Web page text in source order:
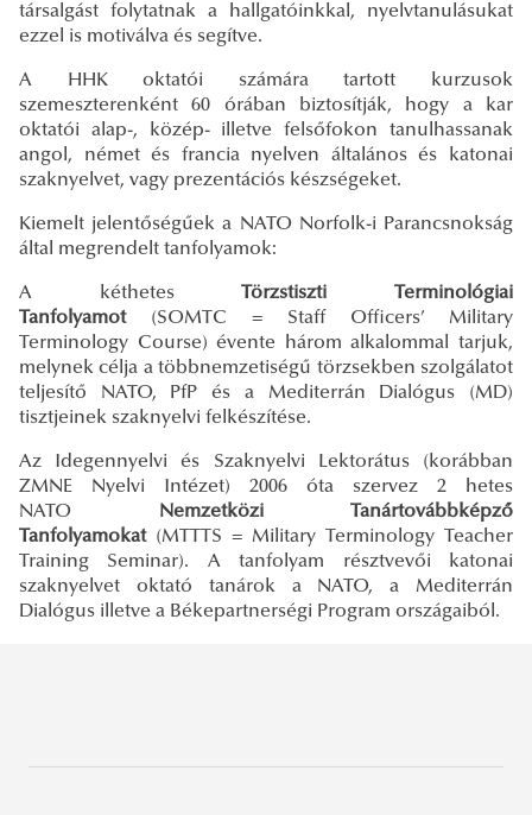
társalgást folytatnak a hallgatóinkkal, nyelvtanulásukat
ezzel is motiválva és segítve.
A HHK oktatói számára tartott kurzusok
szemeszterenként 60 órában biztosítják, hogy a kar
oktatói alap-, közép- illetve felsőfokon tanulhassanak
angol, német és francia nyelven általános és katonai
szaknyelvet, vagy prezentációs készségeket.
Kiemelt jelentőségűek a NATO Norfolk-i Parancsnokság
által megrendelt tanfolyamok:
A kéthetesTörzstiszti Terminológiai
Tanfolyamot(SOMTC = Staff Officers’ Military
Terminology Course) évente három alkalommal tarjuk,
melynek célja a többnemzetiségű törzsekben szolgálatot
teljesítő NATO, PfP és a Mediterrán Dialógus (MD)
tisztjeinek szaknyelvi felkészítése.
Az Idegennyelvi és Szaknyelvi Lektorátus (korábban
ZMNE Nyelvi Intézet) 2006 óta szervez 2 hetes
NATO Nemzetközi Tanártovábbképző
Tanfolyamokat(MTTTS = Military Terminology Teacher
Training Seminar). A tanfolyam résztvevői katonai
szaknyelvet oktató tanárok a NATO, a Mediterrán
Dialógus illetve a Békepartnerségi Program országaiból.